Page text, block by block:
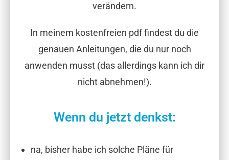
verändern.
In meinem kostenfreien pdf findest du die
genauen Anleitungen, die du nur noch
anwenden musst (das allerdings kann ich dir
nicht abnehmen!).
Wenn du jetzt denkst:
na, bisher habe ich solche Pläne für